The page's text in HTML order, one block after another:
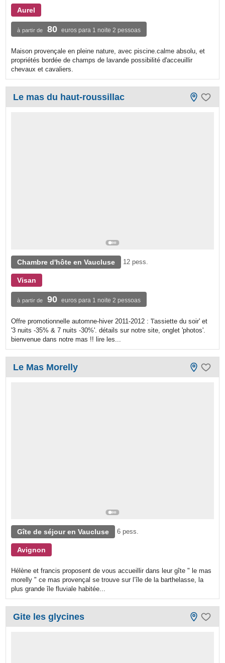
Aurel
à partir de 80 euros para 1 noite 2 pessoas
Maison provençale en pleine nature, avec piscine.calme absolu, et
propriétés bordée de champs de lavande possibilité d'acceuillir
chevaux et cavaliers.
Le mas du haut-roussillac
Chambre d'hôte en Vaucluse 12 pess.
Visan
à partir de 90 euros para 1 noite 2 pessoas
Offre promotionnelle automne-hiver 2011-2012 : 'l'assiette du soir' et
'3 nuits -35% & 7 nuits -30%'. détails sur notre site, onglet 'photos'.
bienvenue dans notre mas !! lire les...
Le Mas Morelly
Gîte de séjour en Vaucluse 6 pess.
Avignon
Hélène et francis proposent de vous accueillir dans leur gîte " le mas
morelly " ce mas provençal se trouve sur l’île de la barthelasse, la
plus grande île fluviale habitée...
Gite les glycines